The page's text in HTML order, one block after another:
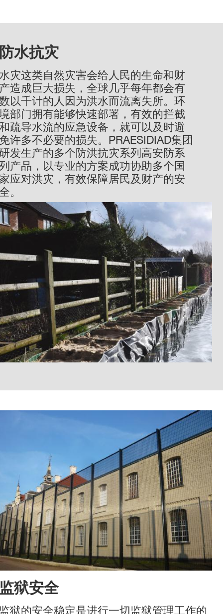
水抗灾
灾这类自然灾害会给人民的生命和财
造成巨大损失，全球几乎每年都会有
以千计的人因为洪水而流离失所。环
部门拥有能够快速部署，有效的拦截
疏导水流的应急设备，就可以及时避
许多不必要的损失。PRAESIDIAD集团
发生产的多个防洪抗灾系列高安防系
产品，以专业的方案成功协助多个国
应对洪灾，有效保障居民及财产的安
。
像
狱安全
狱的安全稳定是进行一切监狱管理工作的